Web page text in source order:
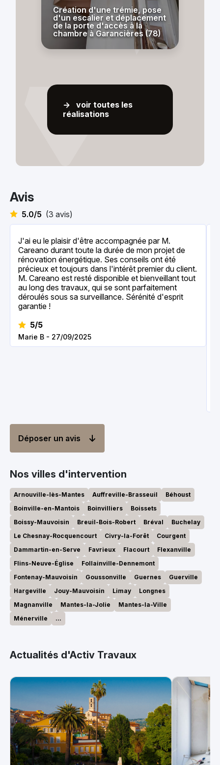
Création d'une trémie, pose
d'un escalier et déplacement
de la porte d'accès à la
chambre à Garancières (78)
-> voir toutes les
réalisations
Avis
5.0/5 (3 avis)
J'ai eu le plaisir d'être accompagnée par M.
Careano durant toute la durée de mon projet de
rénovation énergétique. Ses conseils ont été
précieux et toujours dans l'intérêt premier du client.
M. Careano est resté disponible et bienveillant tout
au long des travaux, qui se sont parfaitement
déroulés sous sa surveillance. Sérénité d'esprit
garantie !
5/5
Marie B - 27/09/2025
Déposer un avis
Nos villes d'intervention
Arnouville-lès-Mantes Auffreville-Brasseuil
Béhoust
Boinville-en-Mantois
Boinvilliers
Boissets
Boissy-Mauvoisin
Breuil-Bois-Robert Bréval
Buchelay
Le Chesnay-Rocquencourt
Civry-la-Forêt
Courgent
Dammartin-en-Serve
Favrieux Flacourt
Flexanville
Flins-Neuve-Église
Follainville-Dennemont
Fontenay-Mauvoisin
Goussonville Guernes
Guerville
Hargeville
Jouy-Mauvoisin Limay
Longnes
Magnanville
Mantes-la-Jolie
Mantes-la-Ville
Ménerville
...
Actualités d'Activ Travaux